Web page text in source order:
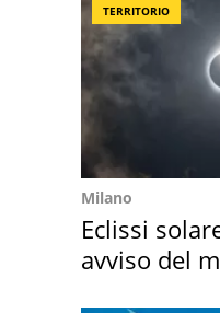
TERRITORIO
Milano
Eclissi
avviso del